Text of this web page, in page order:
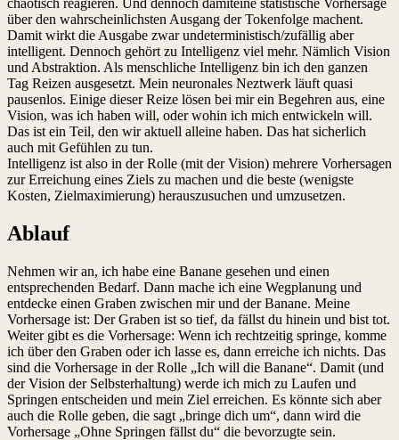
über den wahrscheinlichsten Ausgang der Tokenfolge machent.
Damit wirkt die Ausgabe zwar undeterministisch/zufällig aber
intelligent. Dennoch gehört zu Intelligenz viel mehr. Nämlich Vision
und Abstraktion. Als menschliche Intelligenz bin ich den ganzen
Tag Reizen ausgesetzt. Mein neuronales Neztwerk läuft quasi
pausenlos. Einige dieser Reize lösen bei mir ein Begehren aus, eine
Vision, was ich haben will, oder wohin ich mich entwickeln will.
Das ist ein Teil, den wir aktuell alleine haben. Das hat sicherlich
auch mit Gefühlen zu tun.
Intelligenz ist also in der Rolle (mit der Vision) mehrere Vorhersagen
zur Erreichung eines Ziels zu machen und die beste (wenigste
Kosten, Zielmaximierung) herauszusuchen und umzusetzen.
Ablauf
Nehmen wir an, ich habe eine Banane gesehen und einen
entsprechenden Bedarf. Dann mache ich eine Wegplanung und
entdecke einen Graben zwischen mir und der Banane. Meine
Vorhersage ist: Der Graben ist so tief, da fällst du hinein und bist tot.
Weiter gibt es die Vorhersage: Wenn ich rechtzeitig springe, komme
ich über den Graben oder ich lasse es, dann erreiche ich nichts. Das
sind die Vorhersage in der Rolle „Ich will die Banane“. Damit (und
der Vision der Selbsterhaltung) werde ich mich zu Laufen und
Springen entscheiden und mein Ziel erreichen. Es könnte sich aber
auch die Rolle geben, die sagt „bringe dich um“, dann wird die
Vorhersage „Ohne Springen fällst du“ die bevorzugte sein.